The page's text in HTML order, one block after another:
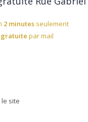
2 minutesseulement
gratuite par mail
site